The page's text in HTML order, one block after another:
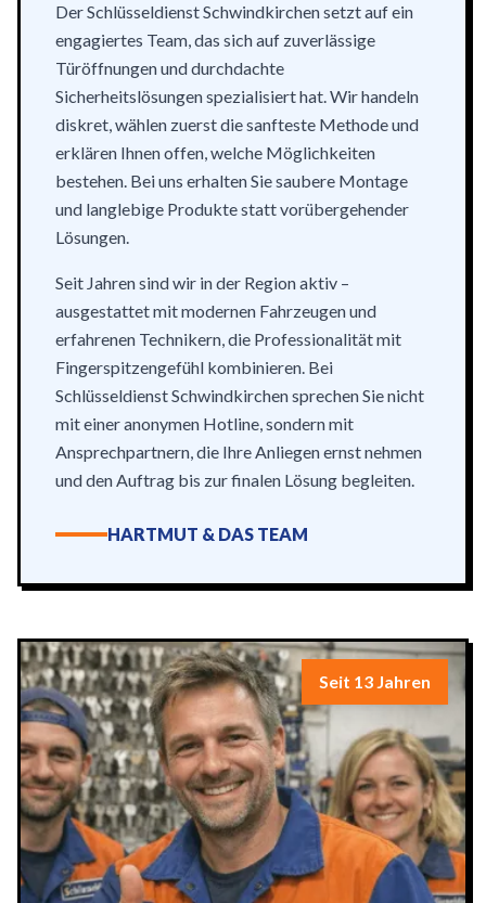
Der Schlüsseldienst Schwindkirchen setzt auf ein
engagiertes Team, das sich auf zuverlässige
Türöffnungen und durchdachte
Sicherheitslösungen spezialisiert hat. Wir handeln
diskret, wählen zuerst die sanfteste Methode und
erklären Ihnen offen, welche Möglichkeiten
bestehen. Bei uns erhalten Sie saubere Montage
und langlebige Produkte statt vorübergehender
Lösungen.
Seit Jahren sind wir in der Region aktiv –
ausgestattet mit modernen Fahrzeugen und
erfahrenen Technikern, die Professionalität mit
Fingerspitzengefühl kombinieren. Bei
Schlüsseldienst Schwindkirchen sprechen Sie nicht
mit einer anonymen Hotline, sondern mit
Ansprechpartnern, die Ihre Anliegen ernst nehmen
und den Auftrag bis zur finalen Lösung begleiten.
HARTMUT & DAS TEAM
Seit 13 Jahren